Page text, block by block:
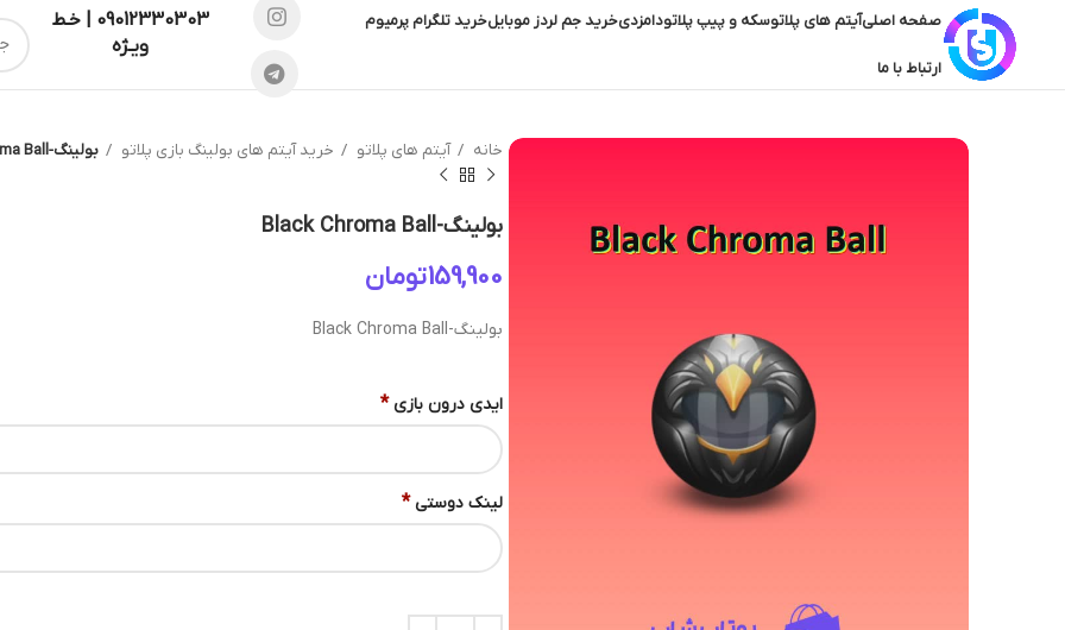
صفحه اصلیآیتم های پلاتوسکه و پیپ پلاتودامزدیخرید جم لردز موبایلخرید تلگرام پرمیوم
ارتباط با ما
09012330303 | خـط
ویـژه
خانه آیتم های پلاتو خرید آیتم های بولینگ بازی پلاتو بولینگ-Black Chroma Ball
بولینگ-Black Chroma Ball
تومان
بولینگ-Black Chroma Ball
ایدی درون بازی *
لینک دوستی *